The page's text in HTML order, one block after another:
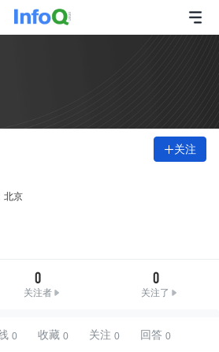
关注
北京
0
关注者
0
关注了
收藏 关注 回答